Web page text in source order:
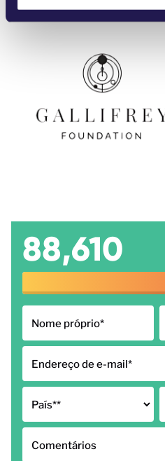
88,610
Nome próprio*
Endereço de e-mail*
País**
Comentários